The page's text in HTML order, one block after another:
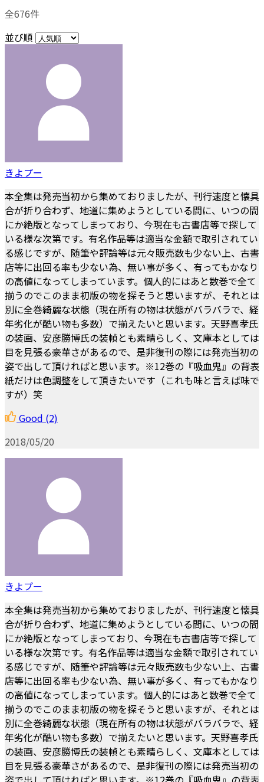
全676件
並び順
きよプー
本全集は発売当初から集めておりましたが、刊行速度と懐具
合が折り合わず、地道に集めようとしている間に、いつの間
にか絶版となってしまっており、今現在も古書店等で探して
いる様な次第です。有名作品等は適当な金額で取引されてい
る感じですが、随筆や評論等は元々販売数も少ない上、古書
店等に出回る率も少ない為、無い事が多く、有ってもかなり
の高値になってしまっています。個人的にはあと数巻で全て
揃うのでこのまま初版の物を探そうと思いますが、それとは
別に全巻綺麗な状態（現在所有の物は状態がバラバラで、経
年劣化が酷い物も多数）で揃えたいと思います。天野喜孝氏
の装画、安彦勝博氏の装幀とも素晴らしく、文庫本としては
目を見張る豪華さがあるので、是非復刊の際には発売当初の
姿で出して頂ければと思います。※12巻の『吸血鬼』の背表
紙だけは色調整をして頂きたいです（これも味と言えば味で
すが）笑
Good (2)
2018/05/20
きよプー
本全集は発売当初から集めておりましたが、刊行速度と懐具
合が折り合わず、地道に集めようとしている間に、いつの間
にか絶版となってしまっており、今現在も古書店等で探して
いる様な次第です。有名作品等は適当な金額で取引されてい
る感じですが、随筆や評論等は元々販売数も少ない上、古書
店等に出回る率も少ない為、無い事が多く、有ってもかなり
の高値になってしまっています。個人的にはあと数巻で全て
揃うのでこのまま初版の物を探そうと思いますが、それとは
別に全巻綺麗な状態（現在所有の物は状態がバラバラで、経
年劣化が酷い物も多数）で揃えたいと思います。天野喜孝氏
の装画、安彦勝博氏の装幀とも素晴らしく、文庫本としては
目を見張る豪華さがあるので、是非復刊の際には発売当初の